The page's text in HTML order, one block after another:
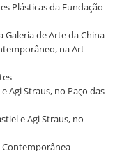
Plásticas da Fundação
Galeria de Arte da China
na Art
Agi Straus, no Paço das
e Agi Straus, no
Contemporânea